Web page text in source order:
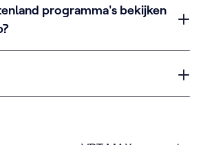
programma's bekijken